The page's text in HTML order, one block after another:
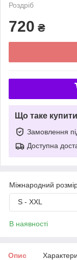
Роздріб
720 ₴
Що таке
Замовлення
Доступна
Міжнародний
S - XXL
В наявності
Опис